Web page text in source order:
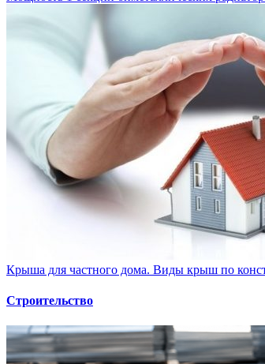
Крыша для частного дома. Виды крыш по
Строительство